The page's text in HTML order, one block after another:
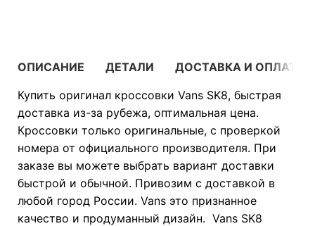
ОПИСАНИЕ ДЕТАЛИ
ДОСТАВКА И ОПЛАТА
Купить оригинал кроссовки Vans SK8, быстрая
доставка из-за рубежа, оптимальная цена.
Кроссовки только оригинальные, с проверкой
номера от официального производителя. При
заказе вы можете выбрать вариант доставки
быстрой и обычной. Привозим с доставкой в
любой город России. Vans это признанное
качество и продуманный дизайн. Vans SK8